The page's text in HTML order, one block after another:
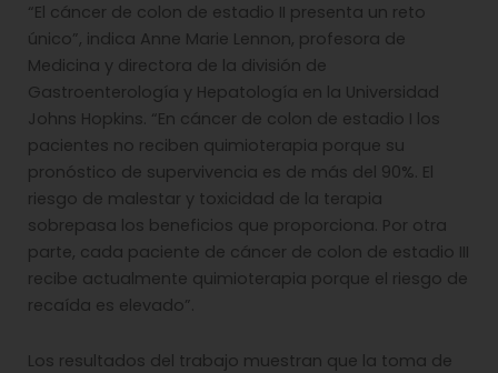
“El cáncer de colon de estadio II presenta un reto
único”, indica Anne Marie Lennon, profesora de
Medicina y directora de la división de
Gastroenterología y Hepatología en la Universidad
Johns Hopkins. “En cáncer de colon de estadio I los
pacientes no reciben quimioterapia porque su
pronóstico de supervivencia es de más del 90%. El
riesgo de malestar y toxicidad de la terapia
sobrepasa los beneficios que proporciona. Por otra
parte, cada paciente de cáncer de colon de estadio III
recibe actualmente quimioterapia porque el riesgo de
recaída es elevado”.
Los resultados del trabajo muestran que la toma de